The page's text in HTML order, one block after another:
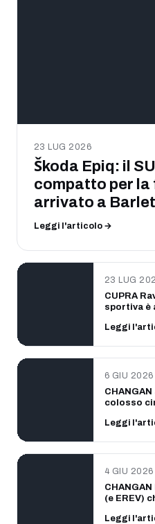
23 LUG 2026
Škoda Epiq: il
compatto per la
arrivato a
Leggi l'articolo →
23 LUG
CUPRA
sportiva è
Leggi
6 GIU 2026
colosso
Leggi
4 GIU 2026
(e EREV)
Leggi